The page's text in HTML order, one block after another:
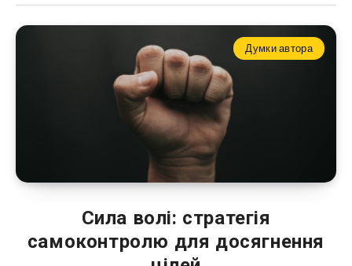
Думки автора
Сила волі: стратегія
самоконтролю для досягнення